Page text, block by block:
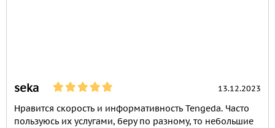
seka 13.12.2023
Нравится скорость и информативность Tengeda. Часто
пользуюсь их услугами, беру по разному, то небольшие